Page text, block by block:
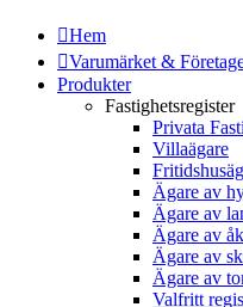
Hem
Varumärket &
Produkter
Fastighetsregister
Privata
Villaägare
Ägare av
Ägare av
Ägare av
Ägare av
Ägare av
Valfritt